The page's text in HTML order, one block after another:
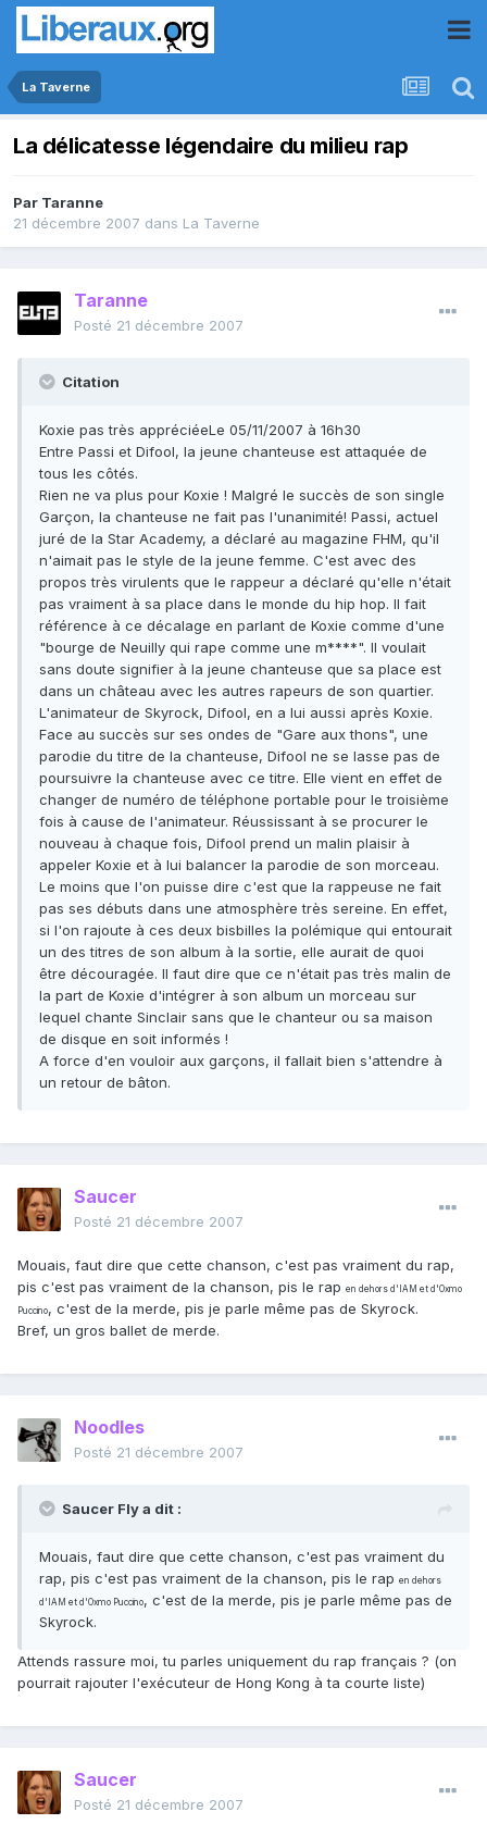
La Taverne
La délicatesse légendaire du milieu rap
Par Taranne
21 décembre 2007 dans La Taverne
Taranne
Posté 21 décembre 2007
Citation
Koxie pas très appréciéeLe 05/11/2007 à 16h30
Entre Passi et Difool, la jeune chanteuse est attaquée de
tous les côtés.
Rien ne va plus pour Koxie ! Malgré le succès de son single
Garçon, la chanteuse ne fait pas l'unanimité! Passi, actuel
juré de la Star Academy, a déclaré au magazine FHM, qu'il
n'aimait pas le style de la jeune femme. C'est avec des
propos très virulents que le rappeur a déclaré qu'elle n'était
pas vraiment à sa place dans le monde du hip hop. Il fait
référence à ce décalage en parlant de Koxie comme d'une
"bourge de Neuilly qui rape comme une m****". Il voulait
sans doute signifier à la jeune chanteuse que sa place est
dans un château avec les autres rapeurs de son quartier.
L'animateur de Skyrock, Difool, en a lui aussi après Koxie.
Face au succès sur ses ondes de "Gare aux thons", une
parodie du titre de la chanteuse, Difool ne se lasse pas de
poursuivre la chanteuse avec ce titre. Elle vient en effet de
changer de numéro de téléphone portable pour le troisième
fois à cause de l'animateur. Réussissant à se procurer le
nouveau à chaque fois, Difool prend un malin plaisir à
appeler Koxie et à lui balancer la parodie de son morceau.
Le moins que l'on puisse dire c'est que la rappeuse ne fait
pas ses débuts dans une atmosphère très sereine. En effet,
si l'on rajoute à ces deux bisbilles la polémique qui entourait
un des titres de son album à la sortie, elle aurait de quoi
être découragée. Il faut dire que ce n'était pas très malin de
la part de Koxie d'intégrer à son album un morceau sur
lequel chante Sinclair sans que le chanteur ou sa maison
de disque en soit informés !
A force d'en vouloir aux garçons, il fallait bien s'attendre à
un retour de bâton.
Saucer
Posté 21 décembre 2007
Mouais, faut dire que cette chanson, c'est pas vraiment du rap,
pis c'est pas vraiment de la chanson, pis le rap en dehors d'IAM et d'Oxmo
Puccino, c'est de la merde, pis je parle même pas de Skyrock.
Bref, un gros ballet de merde.
Noodles
Posté 21 décembre 2007
Saucer Fly a dit :
Mouais, faut dire que cette chanson, c'est pas vraiment du
rap, pis c'est pas vraiment de la chanson, pis le rap en dehors
d'IAM et d'Oxmo Puccino, c'est de la merde, pis je parle même pas de
Skyrock.
Attends rassure moi, tu parles uniquement du rap français ? (on
pourrait rajouter l'exécuteur de Hong Kong à ta courte liste)
Saucer
Posté 21 décembre 2007